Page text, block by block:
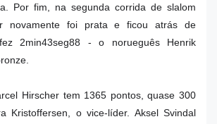
Por fim, na segunda corrida de slalom
novamente foi prata e ficou atrás de
2min43seg88 - o norueguês Henrik
Hirscher tem 1365 pontos, quase 300
Kristoffersen, o vice-líder. Aksel Svindal